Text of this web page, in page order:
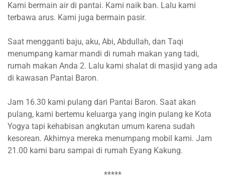
Kami bermain air di pantai. Kami naik ban. Lalu kami
terbawa arus. Kami juga bermain pasir.
Saat mengganti baju, aku, Abi, Abdullah, dan Taqi
menumpang kamar mandi di rumah makan yang tadi,
rumah makan Anda 2. Lalu kami shalat di masjid yang ada
di kawasan Pantai Baron.
Jam 16.30 kami pulang dari Pantai Baron. Saat akan
pulang, kami bertemu keluarga yang ingin pulang ke Kota
Yogya tapi kehabisan angkutan umum karena sudah
kesorean. Akhirnya mereka menumpang mobil kami. Jam
21.00 kami baru sampai di rumah Eyang Kakung.
*****